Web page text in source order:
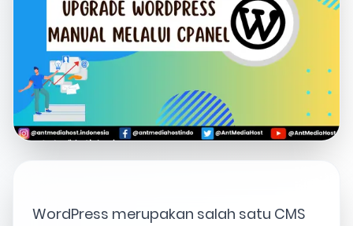
WordPress merupakan salah satu CMS